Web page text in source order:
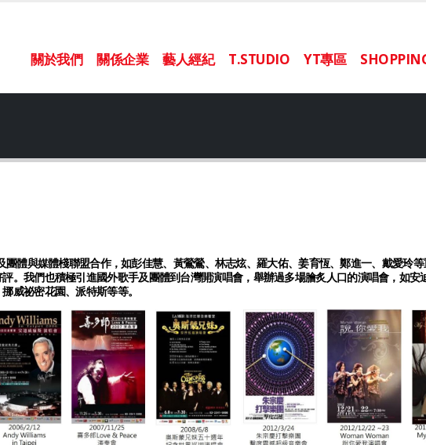
關於我們 關係企業 藝人經紀 T.STUDIO YT專區
團體與媒體棧聯盟合作，如彭佳慧、黃鶯鶯、林志炫、羅大佑、姜育恆、鄭進一、戴愛玲
。我們也積極引進國外歌手及團體到台灣開演唱會，舉辦過多場膾炙人口的演唱會，如安
威祕密花園、派特斯等等。